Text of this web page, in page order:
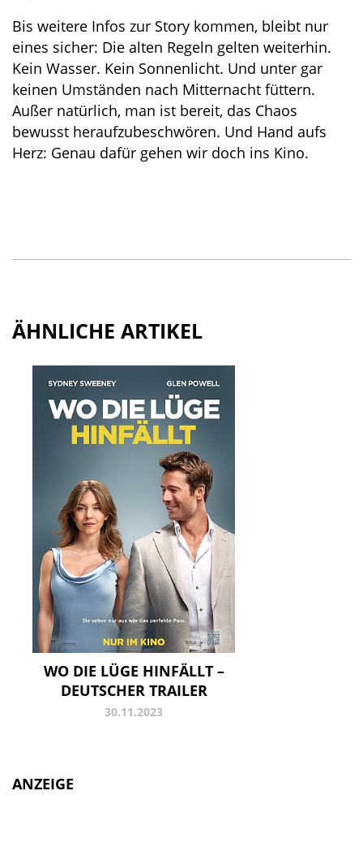
Bis weitere Infos zur Story kommen, bleibt nur
eines sicher: Die alten Regeln gelten weiterhin.
Kein Wasser. Kein Sonnenlicht. Und unter gar
keinen Umständen nach Mitternacht füttern.
Außer natürlich, man ist bereit, das Chaos
bewusst heraufzubeschwören. Und Hand aufs
Herz: Genau dafür gehen wir doch ins Kino.
ÄHNLICHE ARTIKEL
WO DIE LÜGE HINFÄLLT –
DEUTSCHER TRAILER
30.11.2023
ANZEIGE